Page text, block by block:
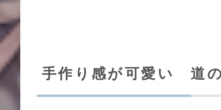
手作り感が可愛い 道